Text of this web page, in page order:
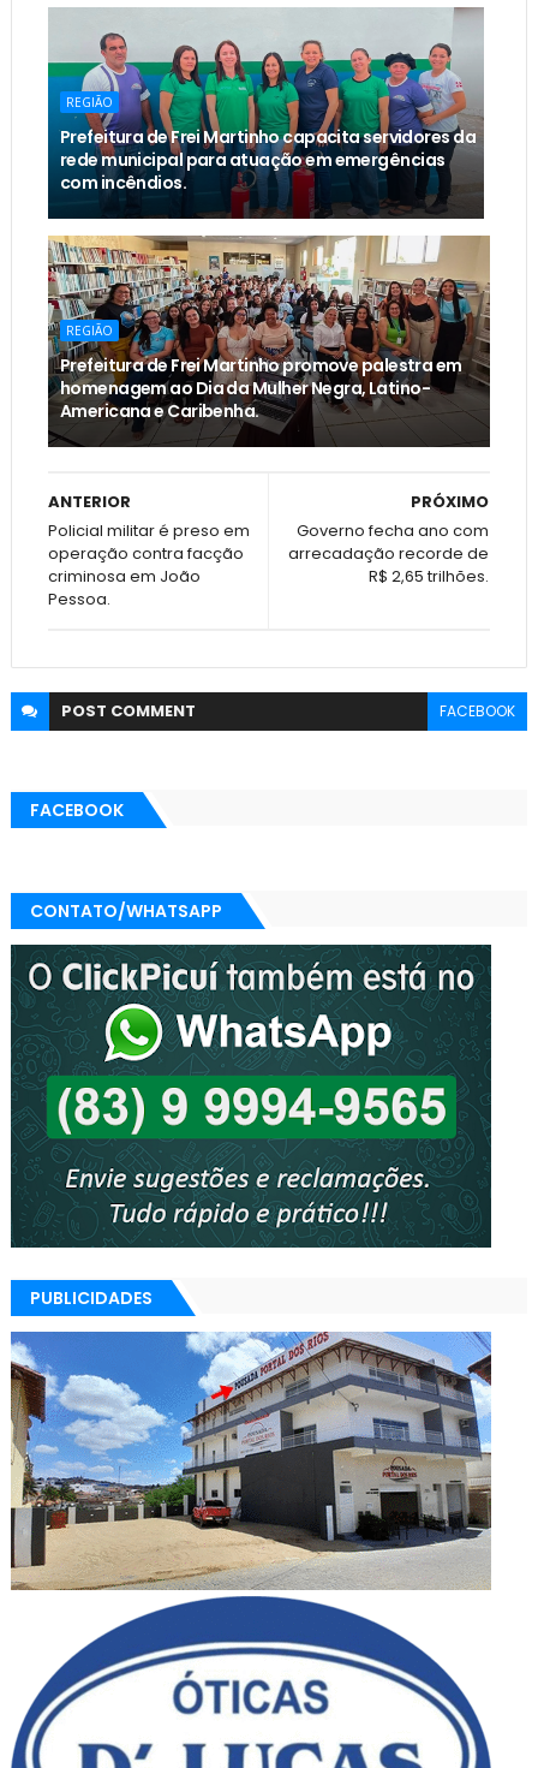
REGIÃO
Prefeitura de Frei Martinho capacita servidores da
rede municipal para atuação em emergências
com incêndios.
REGIÃO
Prefeitura de Frei Martinho promove palestra em
homenagem ao Dia da Mulher Negra, Latino-
Americana e Caribenha.
PRÓXIMO
Governo fecha ano com
arrecadação recorde de
R$ 2,65 trilhões.
ANTERIOR
Policial militar é preso em
operação contra facção
criminosa em João
Pessoa.
POST COMMENT FACEBOOK
FACEBOOK
CONTATO/WHATSAPP
PUBLICIDADES